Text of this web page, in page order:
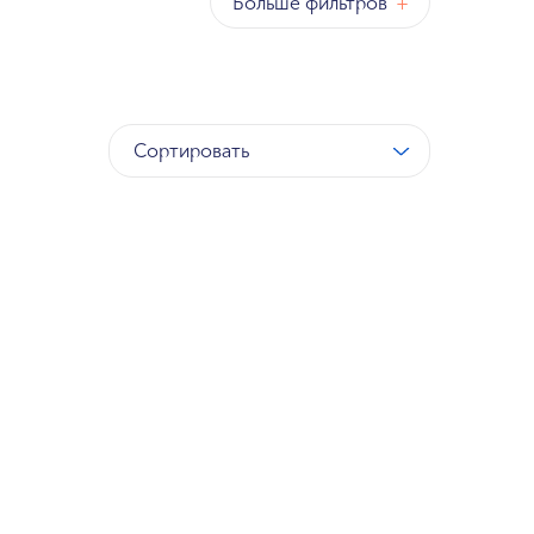
Сортировать